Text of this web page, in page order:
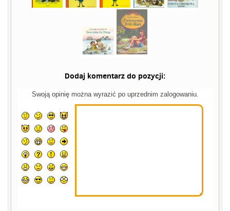
Dodaj komentarz do pozycji:
Swoją opinię można wyrazić po uprzednim zalogowaniu.